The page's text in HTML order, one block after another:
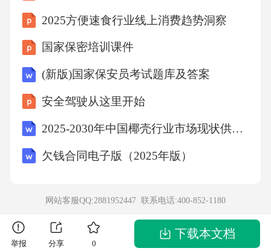
2025方便速食行业线上消费趋势洞察
国家保密培训课件
(新版)国家保安员考试题库及答案
安全驾驶从这里开始
2025-2030年中国椰壳行业市场现状供需分析及投资评估规划分析研究报告
欠钱合同电子版（2025年版）
网站客服QQ:2881952447 联系电话:400-852-1180
举报 分享 0
下载本文档